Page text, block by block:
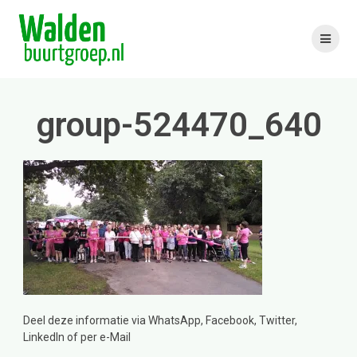
group-524470_640
Deel deze informatie via WhatsApp, Facebook, Twitter,
LinkedIn of per e-Mail